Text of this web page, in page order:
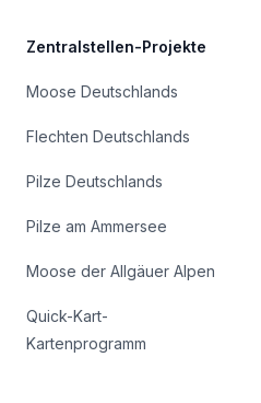
Zentralstellen-Projekte
Moose Deutschlands
Flechten Deutschlands
Pilze Deutschlands
Pilze am Ammersee
Moose der Allgäuer Alpen
Quick-Kart-
Kartenprogramm